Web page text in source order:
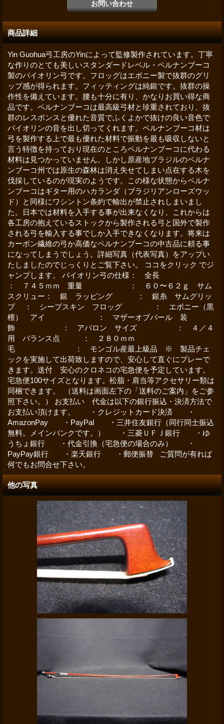
商品詳細
Yin Guohua弓工房のYinによって監修製作されています。丁寧
な作りのとても美しいスタンダードレベル・ペルナンブーコ
製のバイオリン弓です。フロッグはエボニー製で抜群のグリ
ップ感が得られます。フィッティングは純銀です。抜群の操
作性を備えています。腰も十分に有り、かなりお買い得な商
品です。ペルナンブーコは最高級弓材と珍重されており、抜
群のレスポンスと優れた音質でふくよかで抜けの良い音色で
バイオリンの音を出し切ってくれます。ペルナンブーコ材は
弓を製作する上で最も優れた材料で振動を最も吸収しないと
言う特徴を持っており現在のところペルナンブーコに代わる
材料は見つかっていません。しかし原産地ブラジルのペルナ
ンブーコ州では原生の森林は消え失せてしまい点在する木を
伐採しているのが現実のようです。この様な状態からペルナ
ンブーコはギター用のハカランダ（ブラジリアンローズウッ
ド）と同様にワシントン条約で輸出が禁止されしまいまし
た。日本では材料を入手する事が出来なくなり、これからは
各工房の抱えているストックから製作される弓と国外で製作
される弓を輸入する事でしか入手できなくなります。将来は
カーボン繊維の弓か高価なペルナンブーコの中古品に頼る事
になってしまうでしょう。詳細写真（代表写真）をアップい
たしましたのでじっくりとご覧下さい。 ココをクリック でジ
ャンプします。 バイオリン弓の仕様： 全長
： ７４５ｍｍ 重量 ： ６０〜６２ｇ サム
スクリュー： 銀 ラッピング ： 銀糸 サムグリッ
プ ： シープスキン フロッグ ： エボニー（黒
檀） アイ ： マザーオブパール 装
飾 ： アバロン サイズ ： ４／４
用 バランス点 ： ２８０ｍｍ
毛 ： モンゴル産最上級品 ※ 製品チェ
ックを実施して出荷致しますので、安心して直ぐにプレーで
きます。送付 安心のクロネコの宅急便を予定しています。
宅急便100サイズとなります。松脂・肩当等アクセサリー類は
同梱できます。 （送料は画面左下の「送料のご案内」をご参
照下さい。） お支払い 代金は以下の銀行振込・決済方法で
お支払い頂けます。 ・クレジットカード決済 ・
AmazonPay ・PayPal ・三井住友銀行（同行同士振込
無料。メインバンクです。） ・三菱ＵＦＪ銀行 ・ゆ
うちょ銀行 ・代金引換（宅急便の場合のみ） ・
PayPay銀行 ・楽天銀行 ・郵便振替 ご質問が有れば
何でもお問合せ下さい。
他の写真